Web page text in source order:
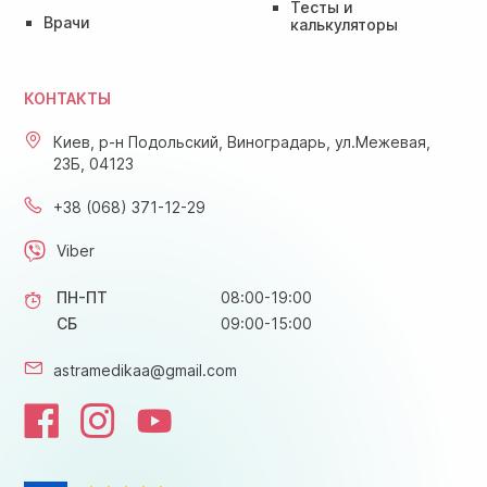
Врачи
Тесты и
калькуляторы
КОНТАКТЫ
Киев, р-н Подольский, Виноградарь, ул.Межевая,
23Б, 04123
+38 (068) 371-12-29
Viber
ПН-ПТ
08:00-19:00
СБ
09:00-15:00
astramedikaa@gmail.com